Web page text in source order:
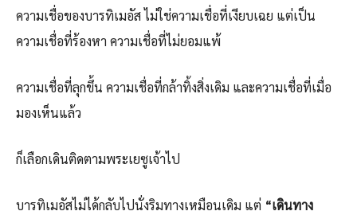
ความเชื่อของบารทิเมอัส ไม่ใช่ความเชื่อที่เงียบเฉย แต่เป็น
ความเชื่อที่ร้องหา ความเชื่อที่ไม่ยอมแพ้
ความเชื่อที่ลุกขึ้น ความเชื่อที่กล้าทิ้งสิ่งเดิม และความเชื่อที่เมื่อ
มองเห็นแล้ว
ก็เลือกเดินติดตามพระเยซูเจ้าไป
บารทิเมอัสไม่ได้กลับไปนั่งริมทางเหมือนเดิม แต่ “เดินทาง